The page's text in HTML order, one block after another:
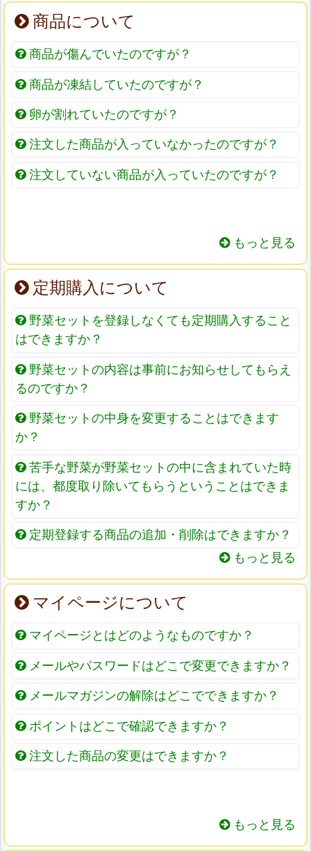
商品について
商品が傷んでいたのですが？
商品が凍結していたのですが？
卵が割れていたのですが？
注文した商品が入っていなかったのですが？
注文していない商品が入っていたのですが？
もっと見る
定期購入について
野菜セットを登録しなくても定期購入すること
はできますか？
野菜セットの内容は事前にお知らせしてもらえ
るのですか？
野菜セットの中身を変更することはできます
か？
苦手な野菜が野菜セットの中に含まれていた時
には、都度取り除いてもらうということはできま
すか？
定期登録する商品の追加・削除はできますか？
もっと見る
マイページについて
マイページとはどのようなものですか？
メールやパスワードはどこで変更できますか？
メールマガジンの解除はどこでできますか？
ポイントはどこで確認できますか？
注文した商品の変更はできますか？
もっと見る